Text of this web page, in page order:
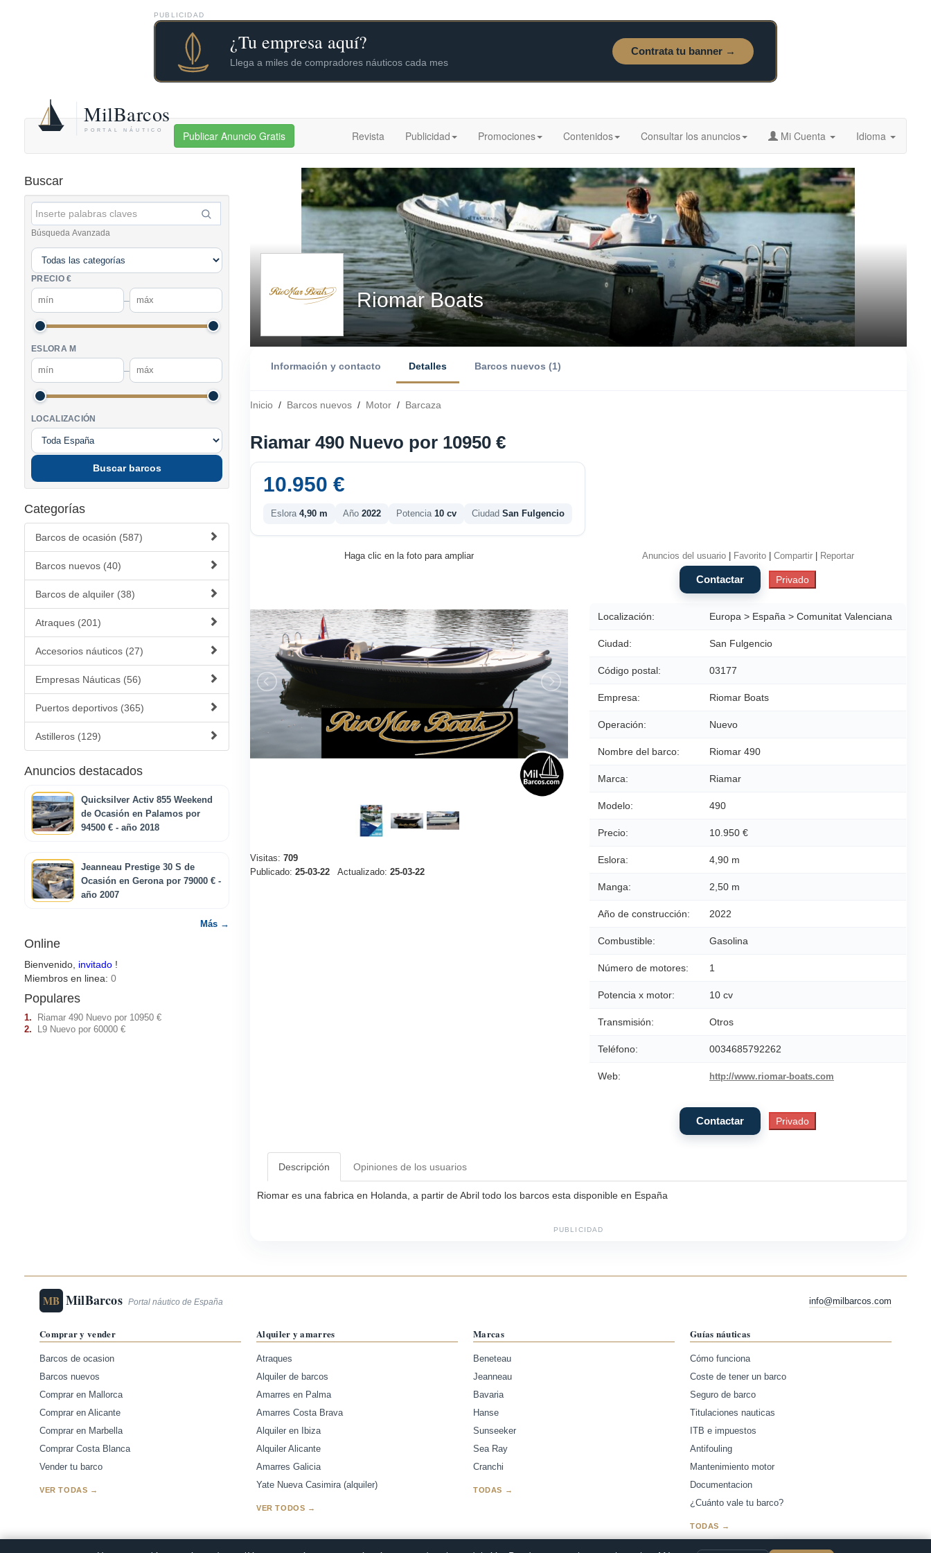
PUBLICIDAD
Publicar Anuncio Gratis Revista Publicidad Promociones Contenidos Consultar los anuncios Mi Cuenta Idioma
Buscar
Búsqueda Avanzada
PRECIO €
–
ESLORA M
–
LOCALIZACIÓN
Buscar barcos
Categorías
Barcos de ocasión (587)
Barcos nuevos (40)
Barcos de alquiler (38)
Atraques (201)
Accesorios náuticos (27)
Empresas Náuticas (56)
Puertos deportivos (365)
Astilleros (129)
Anuncios destacados
Quicksilver Activ 855 Weekend
de Ocasión en Palamos por
94500 € - año 2018
Jeanneau Prestige 30 S de
Ocasión en Gerona por 79000 € -
año 2007
Más →
Online
Bienvenido, invitado !
Miembros en linea: 0
Populares
1.
Riamar 490 Nuevo por 10950 €
2.
L9 Nuevo por 60000 €
Riomar Boats
Información y contacto Detalles Barcos nuevos (1)
Inicio / Barcos nuevos / Motor / Barcaza
Riamar 490 Nuevo por 10950 €
10.950 €
Eslora 4,90 m Año 2022 Potencia 10 cv Ciudad San Fulgencio
Haga clic en la foto para ampliar
Visitas: 709
Publicado: 25-03-22 Actualizado: 25-03-22
Anuncios del usuario| Favorito| Compartir| Reportar
Localización: Europa > España > Comunitat Valenciana
Ciudad: San Fulgencio
Código postal: 03177
Empresa: Riomar Boats
Operación: Nuevo
Nombre del barco: Riomar 490
Marca: Riamar
Modelo: 490
Precio: 10.950 €
Eslora: 4,90 m
Manga: 2,50 m
Año de construcción: 2022
Combustible: Gasolina
Número de motores: 1
Potencia x motor: 10 cv
Transmisión: Otros
Teléfono: 0034685792262
Web: http://www.riomar-boats.com
Descripción Opiniones de los usuarios
Riomar es una fabrica en Holanda, a partir de Abril todo los barcos esta disponible en España
PUBLICIDAD
MB MilBarcos Portal náutico de España info@milbarcos.com
Comprar y vender
Barcos de ocasion
Barcos nuevos
Comprar en Mallorca
Comprar en Alicante
Comprar en Marbella
Comprar Costa Blanca
Vender tu barco
VER TODAS →
Alquiler y amarres
Atraques
Alquiler de barcos
Amarres en Palma
Amarres Costa Brava
Alquiler en Ibiza
Alquiler Alicante
Amarres Galicia
Yate Nueva Casimira (alquiler)
VER TODOS →
Marcas
Beneteau
Jeanneau
Bavaria
Hanse
Sunseeker
Sea Ray
Cranchi
TODAS →
Guías náuticas
Cómo funciona
Coste de tener un barco
Seguro de barco
Titulaciones nauticas
ITB e impuestos
Antifouling
Mantenimiento motor
Documentacion
¿Cuánto vale tu barco?
TODAS →